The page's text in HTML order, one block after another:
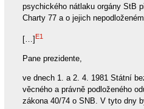
psychického nátlaku orgány StB
Charty 77 a o jejich
[…] E1
Pane prezidente,
ve dnech 1. a 2. 4. 1981 Státní
věcného a právně podloženého
zákona 40/74 o SNB. V tyto dny